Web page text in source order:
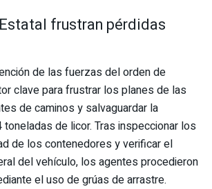
frustran pérdidas
de las fuerzas del orden de
clave para frustrar los planes de las
de caminos y salvaguardar la
de licor. Tras inspeccionar los
de los contenedores y verificar el
del vehículo, los agentes procedieron
el uso de grúas de arrastre.